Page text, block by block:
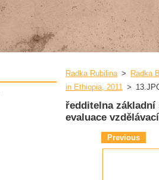
Radka Rubilina >
Radka
in Ethiopia, 2011 >
ředditelna základní
evaluace
Previous